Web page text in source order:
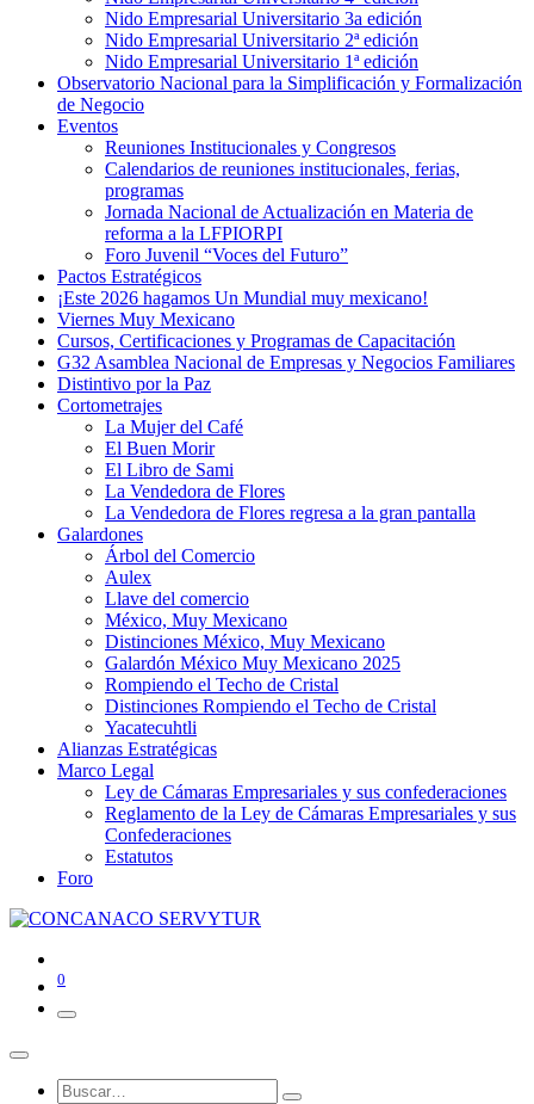
Nido Empresarial Universitario 3a edición
Nido Empresarial Universitario 2ª edición
Nido Empresarial Universitario 1ª edición
Observatorio Nacional para la Simplificación y Formalización
de Negocio
Eventos
Reuniones Institucionales y Congresos
Calendarios de reuniones institucionales, ferias,
programas
Jornada Nacional de Actualización en Materia de
reforma a la LFPIORPI
Foro Juvenil “Voces del Futuro”
Pactos Estratégicos
¡Este 2026 hagamos Un Mundial muy mexicano!
Viernes Muy Mexicano
Cursos, Certificaciones y Programas de Capacitación
G32 Asamblea Nacional de Empresas y Negocios Familiares
Distintivo por la Paz
Cortometrajes
La Mujer del Café
El Buen Morir
El Libro de Sami
La Vendedora de Flores
La Vendedora de Flores regresa a la gran pantalla
Galardones
Árbol del Comercio
Aulex
Llave del comercio
México, Muy Mexicano
Distinciones México, Muy Mexicano
Galardón México Muy Mexicano 2025
Rompiendo el Techo de Cristal
Distinciones Rompiendo el Techo de Cristal
Yacatecuhtli
Alianzas Estratégicas
Marco Legal
Ley de Cámaras Empresariales y sus confederaciones
Reglamento de la Ley de Cámaras Empresariales y sus
Confederaciones
Estatutos
Foro
0